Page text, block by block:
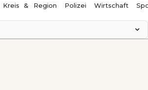
Kreis & Region Polizei Wirtschaft